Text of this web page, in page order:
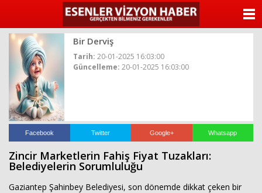
Bir Derviş
Tarih: 20-01-2025 16:03:00
Güncelleme: 20-01-2025 16:03:00
Facebook Twitter Google+ Whatsapp
Zincir Marketlerin Fahiş Fiyat Tuzakları:
Belediyelerin Sorumluluğu
Gaziantep Şahinbey Belediyesi, son dönemde dikkat çeken bir
ANASAYFA
YAZARLAR
VİDEO GALERİ
KÜNYE